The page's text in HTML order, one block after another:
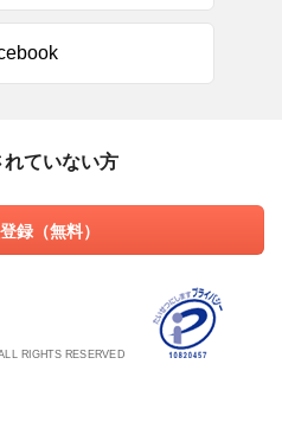
れていない方
録（無料）
RIGHTS RESERVED